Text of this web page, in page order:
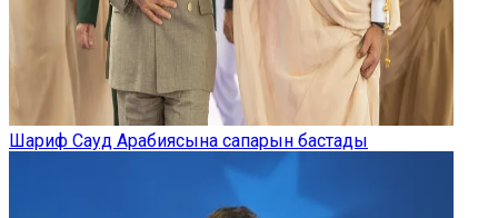
Шариф Сауд Арабиясына сапарын бастады